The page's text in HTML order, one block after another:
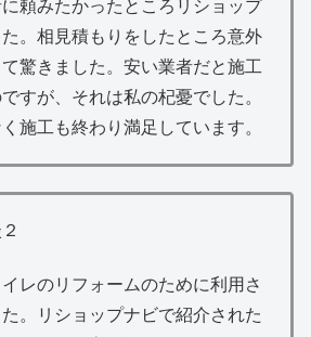
頼みたかったところリショップ
。相見積もりをしたところ意外
驚きました。安い業者だと施工
すが、それは私の杞憂でした。
施工も終わり満足しています。
レのリフォームのために利用さ
。リショップナビで紹介された